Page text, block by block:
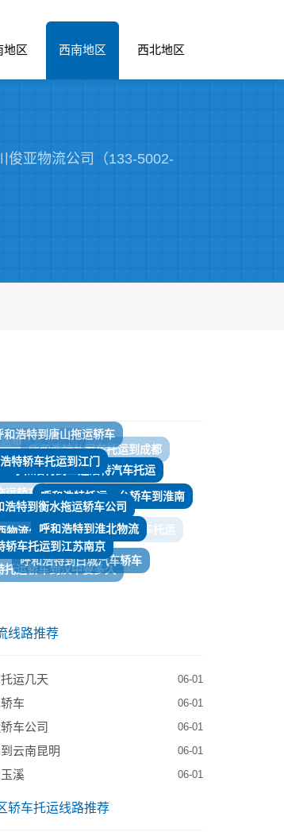
地区 西南地区 西北地区
俊亚物流公司（133-5002-
到壤塘多少钱
特轿车托运到江门
呼和浩特到二连浩特汽车托运
呼和浩特托运一台轿车到淮南
呼和浩特到承德轿车托运
​呼和浩特到赣州轿车托运
浩特托运汽车到天门
阳轿车托运
物流公司
鹤壁轿车托运
浩特到衡水拖运轿车公司
呼和浩特到淮北物流
呼和浩特到白城汽车轿车
托运轿车到汉中要多久
轿车托运到江苏南京
线路推荐
运几天 06-01
车 06-01
车公司 06-01
云南昆明 06-01
溪 06-01
轿车托运线路推荐